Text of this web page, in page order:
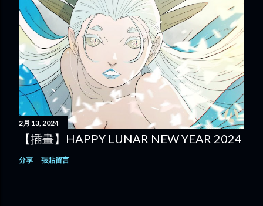
2月 13, 2024
【插畫】HAPPY LUNAR NEW YEAR 2024
分享 張貼留言